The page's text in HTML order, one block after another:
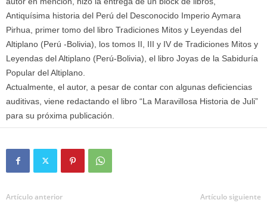
Antiquísima historia del Perú del Desconocido Imperio Aymara
Pirhua, primer tomo del libro Tradiciones Mitos y Leyendas del
Altiplano (Perú -Bolivia), los tomos II, III y IV de Tradiciones Mitos y
Leyendas del Altiplano (Perú-Bolivia), el libro Joyas de la Sabiduría
Popular del Altiplano.
Actualmente, el autor, a pesar de contar con algunas deficiencias
auditivas, viene redactando el libro “La Maravillosa Historia de Juli”
para su próxima publicación.
Artículo anterior Artículo siguiente